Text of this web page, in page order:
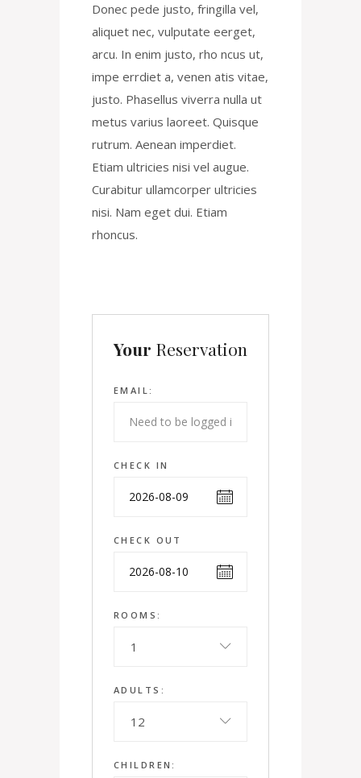
Donec pede justo, fringilla vel,
aliquet nec, vulputate eerget,
arcu. In enim justo, rho ncus ut,
impe errdiet a, venen atis vitae,
justo. Phasellus viverra nulla ut
metus varius laoreet. Quisque
rutrum. Aenean imperdiet.
Etiam ultricies nisi vel augue.
Curabitur ullamcorper ultricies
nisi. Nam eget dui. Etiam
rhoncus.
Your Reservation
EMAIL:
CHECK IN
CHECK OUT
ROOMS:
1
ADULTS:
12
CHILDREN: